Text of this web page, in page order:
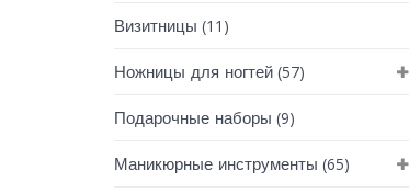
Визитницы (11)
Ножницы для ногтей (57)
Подарочные наборы (9)
Маникюрные инструменты (65)